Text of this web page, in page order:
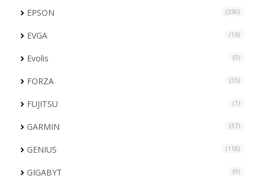
EPSON (330)
EVGA (16)
Evolis (9)
FORZA (35)
FUJITSU (1)
GARMIN (37)
GENIUS (118)
GIGABYT (9)